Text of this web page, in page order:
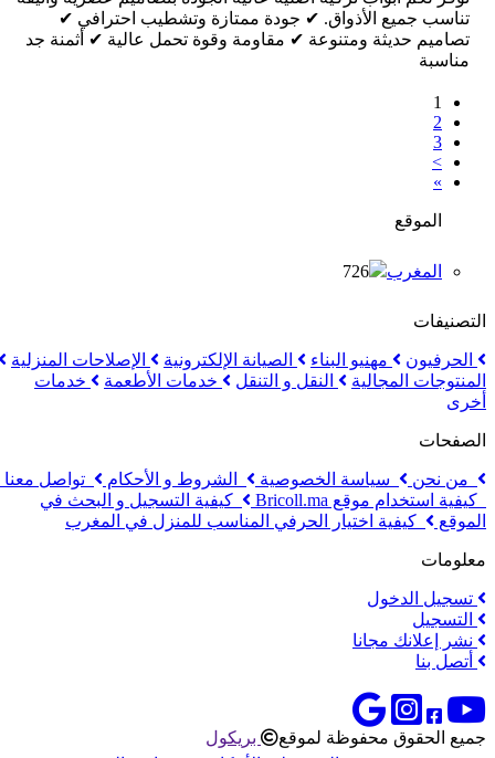
تناسب جميع الأذواق. ✔ جودة ممتازة وتشطيب احترافي ✔
تصاميم حديثة ومتنوعة ✔ مقاومة وقوة تحمل عالية ✔ أثمنة جد
مناسبة
1
2
3
>
»
الموقع
المغرب 726
التصنيفات
الحرفيون مهنيو البناء الصيانة الإلكترونية
الإصلاحات المنزلية
المنتوجات المجالية
النقل و التنقل خدمات الأطعمة
خدمات
أخرى
الصفحات
من نحن سياسة الخصوصية الشروط و الأحكام
تواصل معنا
كيفية استخدام موقع Bricoll.ma
كيفية التسجيل و البحث في
الموقع
كيفية اختيار الحرفي المناسب للمنزل في المغرب
معلومات
تسجيل الدخول
التسجيل
نشر إعلانك مجانا
أتصل بنا
جميع الحقوق محفوظة لموقع
بريكول